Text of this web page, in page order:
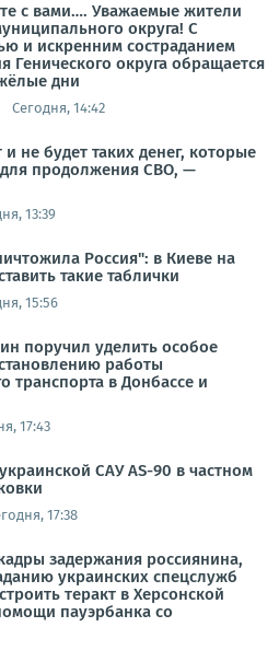
с вами…. Уважаемые жители
округа! С
и искренним состраданием
Генического округа обращается
дни
Сегодня, 14:42
не будет таких денег, которые
для продолжения СВО, —
13:39
Россия": в Киеве на
такие таблички
15:56
поручил уделить особое
работы
транспорта в Донбассе и
17:43
САУ AS-90 в частном
17:38
задержания россиянина,
украинских спецслужб
теракт в Херсонской
пауэрбанка со